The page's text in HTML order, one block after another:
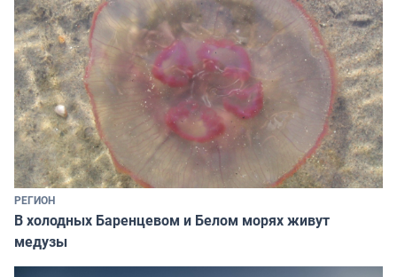
РЕГИОН
В холодных Баренцевом и Белом морях живут
медузы